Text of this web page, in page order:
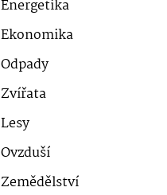
Energetika
Ekonomika
Odpady
Zvířata
Lesy
Ovzduší
Zemědělství